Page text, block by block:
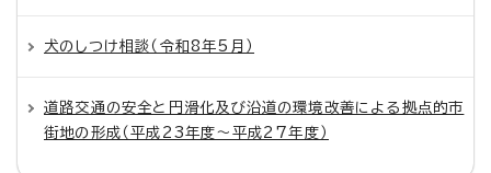
犬のしつけ相談（令和8年5月）
道路交通の安全と円滑化及び沿道の環境改善による拠点的市
街地の形成（平成23年度～平成27年度）